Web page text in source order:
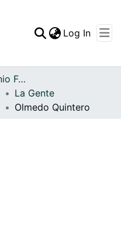
Statistics
Log In
Archivo del Patrimonio Fotográfico y Fílmico del Valle del Cauca
La Gente
Olmedo Quintero